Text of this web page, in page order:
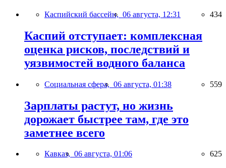
Каспийский бассейн, 06 августа, 12:31 434
Каспий отступает: комплексная
оценка рисков, последствий и
уязвимостей водного баланса
Социальная сфера, 06 августа, 01:38 559
Зарплаты растут, но жизнь
дорожает быстрее там, где это
заметнее всего
Кавказ, 06 августа, 01:06 625